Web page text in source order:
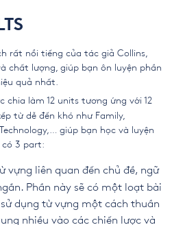
rất nổi tiếng của tác giả Collins,
chất lượng, giúp bạn ôn luyện phần
quả nhất.
chia làm 12 units tương ứng với 12
từ dễ đến khó như Family,
giúp bạn học và luyện
có 3 part:
vựng liên quan đến chủ đề, ngữ
Phần này sẽ có một loạt bài
dụng từ vựng một cách thuần
nhiều vào các chiến lược và